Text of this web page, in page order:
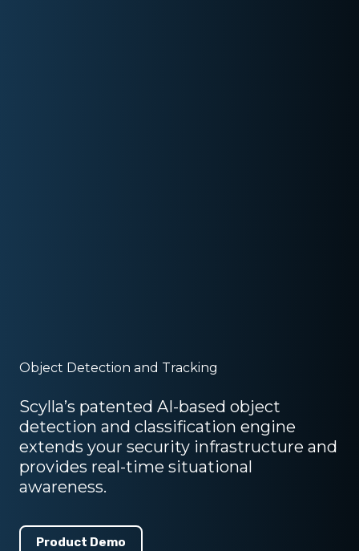
Object Detection and Tracking
Scylla’s patented AI-based object
detection and classification engine
extends your security infrastructure and
provides real-time situational
awareness.
Product Demo